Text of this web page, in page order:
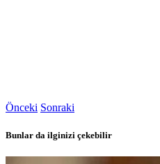
Önceki Sonraki
Bunlar da ilginizi çekebilir